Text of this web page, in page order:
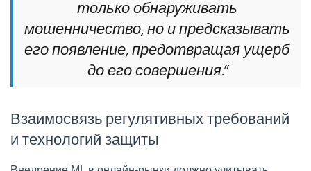
только обнаруживать
мошенничество, но и предсказывать
его появление, предотвращая ущерб
до его совершения.”
Взаимосвязь регулятивных требований
и технологий защиты